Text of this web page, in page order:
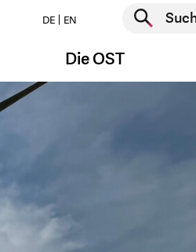
DE EN
Suche starten
Die OST